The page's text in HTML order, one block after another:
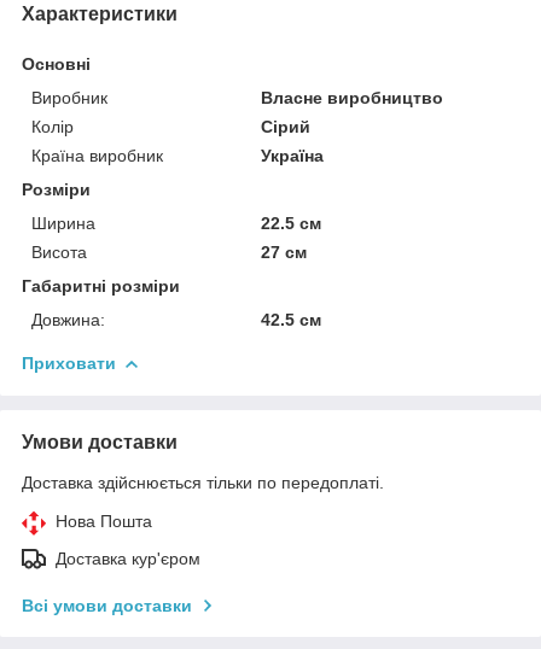
Характеристики
Основні
Виробник
Власне виробництво
Колір
Сірий
Країна виробник
Україна
Розміри
Ширина
22.5 см
Висота
27 см
Габаритні розміри
Довжина:
42.5 см
Приховати
Умови доставки
Доставка здійснюється тільки по передоплаті.
Нова Пошта
Доставка кур'єром
Всі умови доставки